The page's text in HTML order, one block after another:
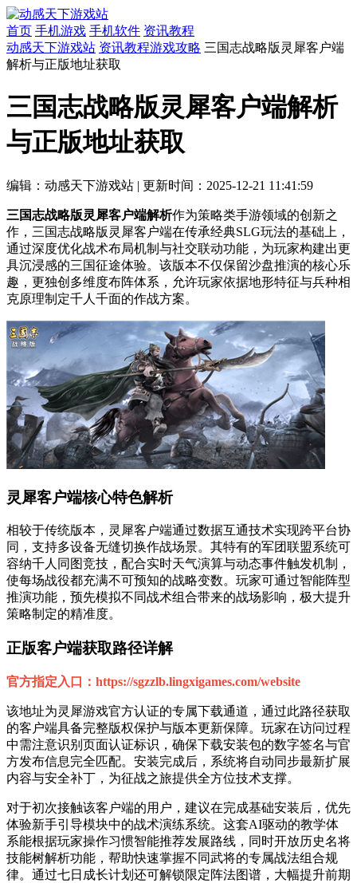
首页 手机游戏 手机软件 资讯教程
动感天下游戏站 资讯教程游戏攻略 三国志战略版灵犀客户端
解析与正版地址获取
三国志战略版灵犀客户端解析
与正版地址获取
编辑：动感天下游戏站 | 更新时间：2025-12-21 11:41:59
三国志战略版灵犀客户端解析作为策略类手游领域的创新之
作，三国志战略版灵犀客户端在传承经典SLG玩法的基础上，
通过深度优化战术布局机制与社交联动功能，为玩家构建出更
具沉浸感的三国征途体验。该版本不仅保留沙盘推演的核心乐
趣，更独创多维度布阵体系，允许玩家依据地形特征与兵种相
克原理制定千人千面的作战方案。
灵犀客户端核心特色解析
相较于传统版本，灵犀客户端通过数据互通技术实现跨平台协
同，支持多设备无缝切换作战场景。其特有的军团联盟系统可
容纳千人同图竞技，配合实时天气演算与动态事件触发机制，
使每场战役都充满不可预知的战略变数。玩家可通过智能阵型
推演功能，预先模拟不同战术组合带来的战场影响，极大提升
策略制定的精准度。
正版客户端获取路径详解
官方指定入口：https://sgzzlb.lingxigames.com/website
该地址为灵犀游戏官方认证的专属下载通道，通过此路径获取
的客户端具备完整版权保护与版本更新保障。玩家在访问过程
中需注意识别页面认证标识，确保下载安装包的数字签名与官
方发布信息完全匹配。安装完成后，系统将自动同步最新扩展
内容与安全补丁，为征战之旅提供全方位技术支撑。
对于初次接触该客户端的用户，建议在完成基础安装后，优先
体验新手引导模块中的战术演练系统。这套AI驱动的教学体
系能根据玩家操作习惯智能推荐发展路线，同时开放历史名将
技能树解析功能，帮助快速掌握不同武将的专属战法组合规
律。通过七日成长计划还可解锁限定阵法图谱，大幅提升前期